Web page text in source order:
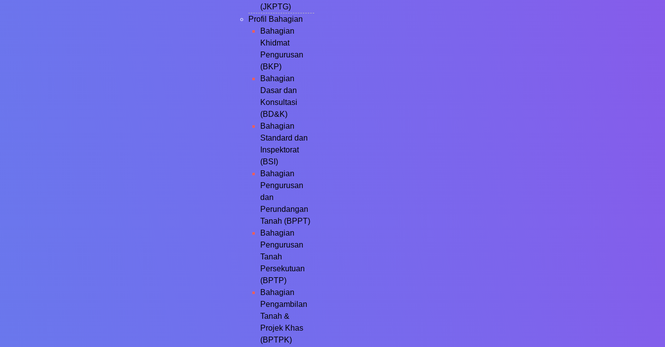
(JKPTG)
Profil Bahagian
Bahagian
Khidmat
Pengurusan
(BKP)
Bahagian
Dasar dan
Konsultasi
(BD&K)
Bahagian
Standard dan
Inspektorat
(BSI)
Bahagian
Pengurusan
dan
Perundangan
Tanah (BPPT)
Bahagian
Pengurusan
Tanah
Persekutuan
(BPTP)
Bahagian
Pengambilan
Tanah &
Projek Khas
(BPTPK)